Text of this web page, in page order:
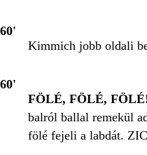
60'
Kimmich jobb oldali
60'
FÖLÉ, FÖLÉ,
balról ballal remekül
fölé fejeli a labdát.